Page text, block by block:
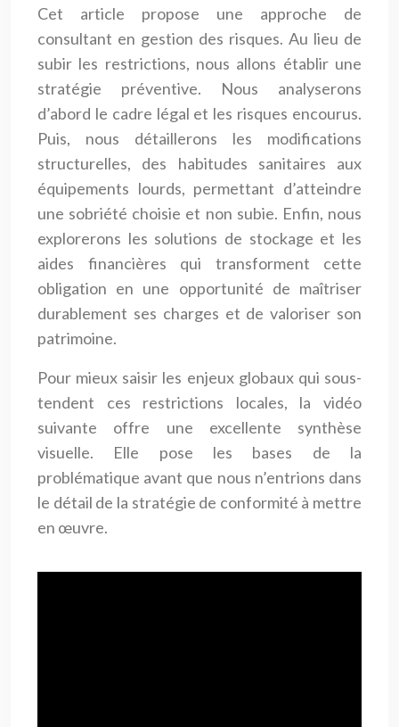
Cet article propose une approche de
consultant en gestion des risques. Au lieu de
subir les restrictions, nous allons établir une
stratégie préventive. Nous analyserons
d’abord le cadre légal et les risques encourus.
Puis, nous détaillerons les modifications
structurelles, des habitudes sanitaires aux
équipements lourds, permettant d’atteindre
une sobriété choisie et non subie. Enfin, nous
explorerons les solutions de stockage et les
aides financières qui transforment cette
obligation en une opportunité de maîtriser
durablement ses charges et de valoriser son
patrimoine.
Pour mieux saisir les enjeux globaux qui sous-
tendent ces restrictions locales, la vidéo
suivante offre une excellente synthèse
visuelle. Elle pose les bases de la
problématique avant que nous n’entrions dans
le détail de la stratégie de conformité à mettre
en œuvre.